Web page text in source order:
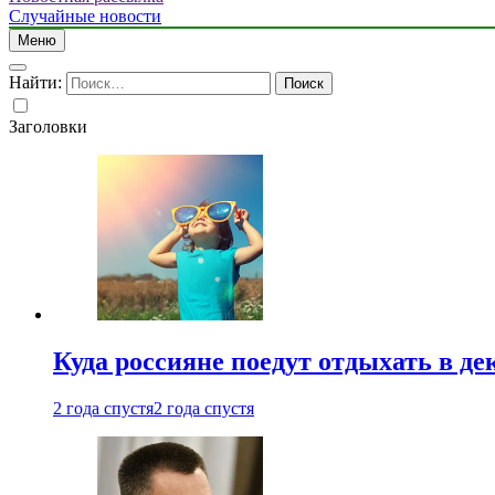
Случайные новости
Меню
Найти:
Заголовки
Куда россияне поедут отдыхать в
2 года спустя2 года спустя